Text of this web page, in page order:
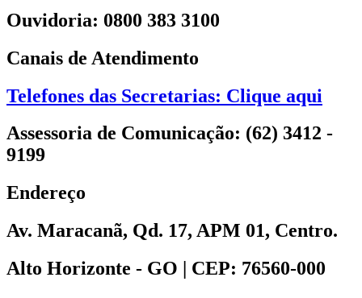
Ouvidoria: 0800 383 3100
Canais de Atendimento
Telefones das Secretarias: Clique aqui
Assessoria de Comunicação: (62) 3412 -
9199
Endereço
Av. Maracanã, Qd. 17, APM 01, Centro.
Alto Horizonte - GO | CEP: 76560-000